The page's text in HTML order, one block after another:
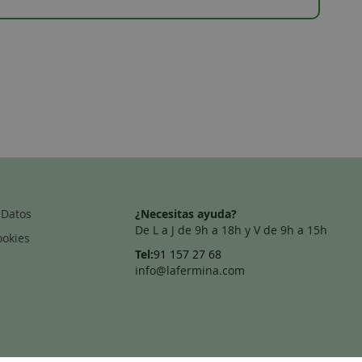
¿Necesitas ayuda?
De L a J de 9h a 18h y V de 9h a 15h
Tel:91 157 27 68
info@lafermina.com